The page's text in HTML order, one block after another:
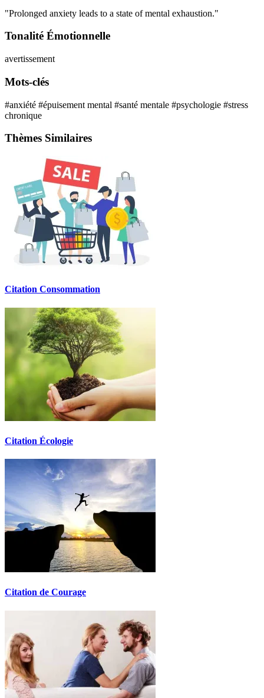
"Prolonged anxiety leads to a state of mental exhaustion."
Tonalité Émotionnelle
avertissement
Mots-clés
#anxiété #épuisement mental #santé mentale #psychologie #stress
chronique
Thèmes Similaires
Citation Consommation
Citation Écologie
Citation de Courage